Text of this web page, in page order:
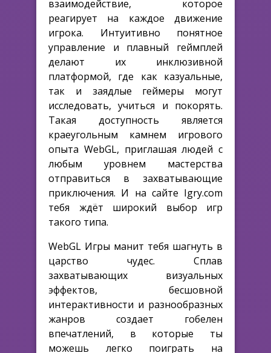
взаимодействие, которое
реагирует на каждое движение
игрока. Интуитивно понятное
управление и плавный геймплей
делают их инклюзивной
платформой, где как казуальные,
так и заядлые геймеры могут
исследовать, учиться и покорять.
Такая доступность является
краеугольным камнем игрового
опыта WebGL, приглашая людей с
любым уровнем мастерства
отправиться в захватывающие
приключения. И на сайте Igry.com
тебя ждёт широкий выбор игр
такого типа.
WebGL Игры манит тебя шагнуть в
царство чудес. Сплав
захватывающих визуальных
эффектов, бесшовной
интерактивности и разнообразных
жанров создает гобелен
впечатлений, в которые ты
можешь легко поиграть на